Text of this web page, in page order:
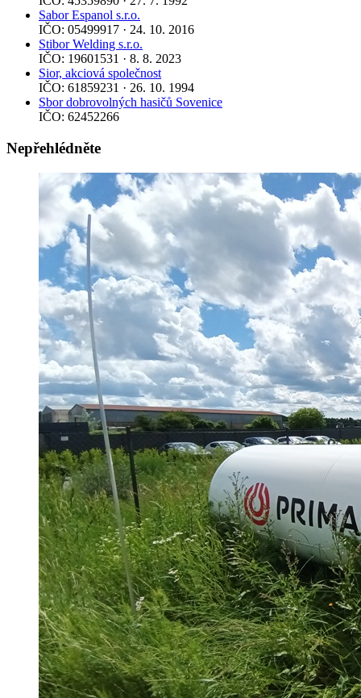
Sabor Espanol s.r.o.
IČO: 05499917 · 24. 10. 2016
Stibor Welding s.r.o.
IČO: 19601531 · 8. 8. 2023
Sior, akciová společnost
IČO: 61859231 · 26. 10. 1994
Sbor dobrovolných hasičů Sovenice
IČO: 62452266
Nepřehlédněte